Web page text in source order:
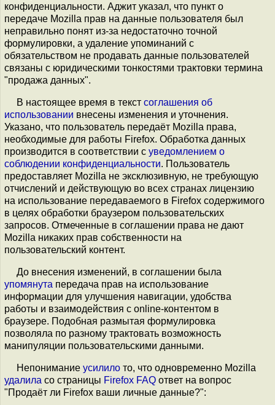
конфиденциальности. Аджит указал, что пункт о
передаче Mozilla прав на данные пользователя был
неправильно понят из-за недостаточно точной
формулировки, а удаление упоминаний с
обязательством не продавать данные пользователей
связаны с юридическими тонкостями трактовки термина
"продажа данных".
В настоящее время в текст соглашения об
использовании внесены изменения и уточнения.
Указано, что пользователь передаёт Mozilla права,
необходимые для работы Firefox. Обработка данных
производится в соответствии с уведомлением о
соблюдении конфиденциальности. Пользователь
предоставляет Mozilla не эксклюзивную, не требующую
отчислений и действующую во всех странах лицензию
на использование передаваемого в Firefox содержимого
в целях обработки браузером пользовательских
запросов. Отмеченные в соглашении права не дают
Mozilla никаких прав собственности на
пользовательский контент.
До внесения изменений, в соглашении была
упомянута передача прав на использование
информации для улучшения навигации, удобства
работы и взаимодействия с online-контентом в
браузере. Подобная размытая формулировка
позволяла по разному трактовать возможность
манипуляции пользовательскими данными.
Непонимание усилило то, что одновременно Mozilla
удалила со страницы Firefox FAQ ответ на вопрос
"Продаёт ли Firefox ваши личные данные?":